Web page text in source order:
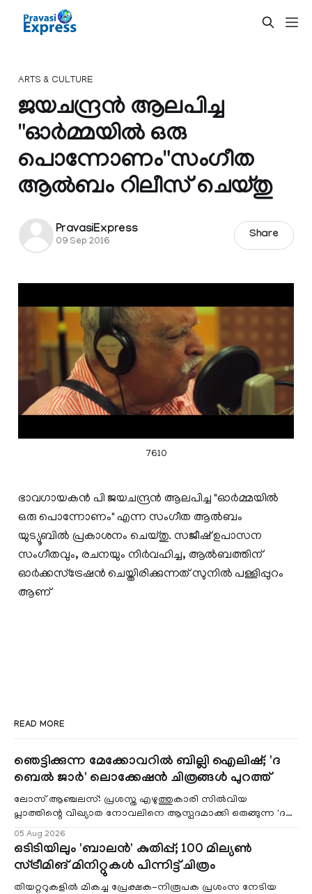
ARTS & CULTURE
ജയചന്ദ്രന്‍ ആലപിച്ച
"ഓര്‍മ്മയില്‍ ഒരു
പൊന്നോണം"സംഗീത
ആല്‍ബം റിലീസ് ചെയ്തു
PravasiExpress
09 Sep 2016
Share
7610
ഭാവഗായകന്‍ പി ജയചന്ദ്രന്‍ ആലപിച്ച "ഓര്‍മ്മയില്‍
ഒരു പൊന്നോണം" എന്ന സംഗീത ആല്‍ബം
യുട്യൂബില്‍ പ്രകാശനം ചെയ്തു. സജീഷ് ഉപാസന
സംഗീതവും, രചനയും നിര്‍വഹിച്ച, ആല്‍ബത്തിന്
ഓര്‍ക്കസ്ട്രേഷന്‍ ചെയ്തിരിക്കുന്നത് സുനില്‍ പള്ളിപ്പുറം
ആണ്
READ MORE
ഞെട്ടിക്കുന്ന മേക്കോവറിൽ ബില്ലി ഐലിഷ്; 'ദ
ബെൽ ജാർ' ലൊക്കേഷൻ ചിത്രങ്ങൾ പുറത്ത്
ലോസ് ആഞ്ചലസ്: പ്രശസ്ത എഴുത്തുകാരി സിൽവിയ
പ്ലാത്തിന്റെ വിഖ്യാത നോവലിനെ ആസ്പദമാക്കി ഒരുങ്ങുന്ന 'ദ
05 Aug 2026
ഒടിടിയിലും 'ബാലൻ' കുതിപ്പ്; 100 മില്യൺ
സ്ട്രീമിങ് മിനിറ്റുകൾ പിന്നിട്ട് ചിത്രം
തിയറ്ററുകളിൽ മികച്ച പ്രേക്ഷക-നിരൂപക പ്രശംസ നേടിയ